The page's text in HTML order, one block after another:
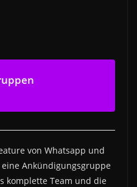
von Whatsapp und
Ankündigungsgruppe
komplette Team und die